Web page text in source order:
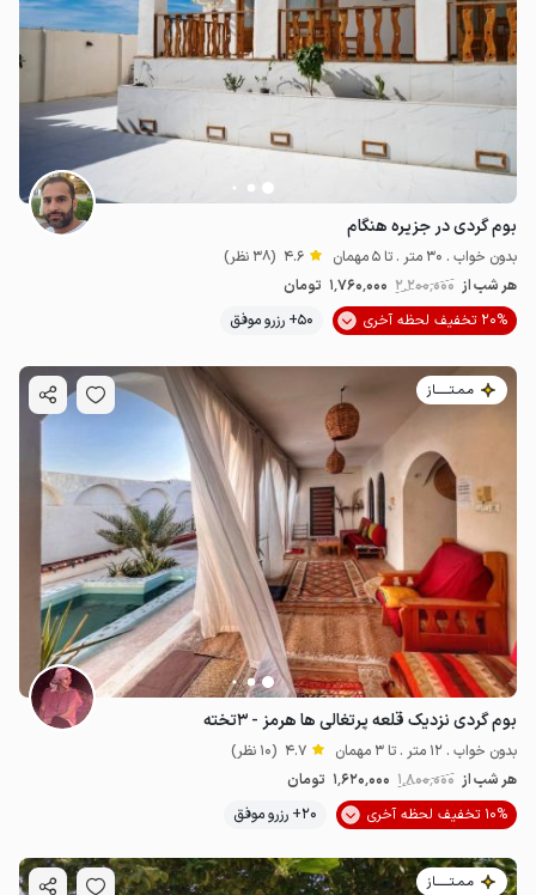
بوم گردی در جزیره هنگام
بدون خواب . 30 متر . تا 5 مهمان 4.6 (38 نظر)
هر شب از 2٬200٬000 1٬760٬000 تومان
20% تخفیف لحظه آخری
50+ رزرو موفق
مـمـتــــــاز
بوم گردی نزدیک قلعه پرتغالی ها هرمز - ۳تخته
بدون خواب . 12 متر . تا 3 مهمان 4.7 (10 نظر)
هر شب از 1٬800٬000 1٬620٬000 تومان
10% تخفیف لحظه آخری
20+ رزرو موفق
مـمـتــــــاز